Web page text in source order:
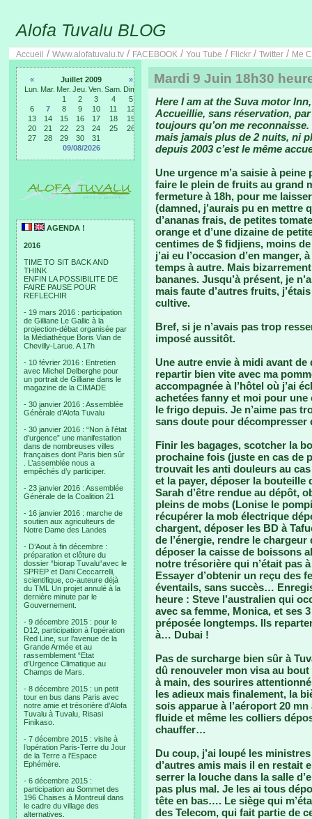
Alofa Tuvalu BLOG
Accueil / Www.alofatuvalu.tv / FACEBOOK / You Tube / Flickr / Twitter / Me
« Juillet 2009
»
Lun. Mar. Mer. Jeu. Ven. Sam. Dim.
1
2 3 4
5
6
7 8 9 10 11
12
13
14 15 16 17 18
19
20
21 22 23 24 25
26
27
28 29 30
31
09/08/2026
AGENDA !
2016
TIME TO SIT BACK AND
THINK
ENFIN LA POSSIBILITE DE
FAIRE PAUSE POUR
REFLECHIR
- 19 mars 2016 : participation
de Gilliane Le Gallic à la
projection-débat organisée par
la Médiathèque Boris Vian de
Chevilly-Larue. A 17h
- 10 février 2016 : Entretien
avec Michel Delberghe pour
un portrait de Gilliane dans le
magazine de la CIMADE
- 30 janvier 2016 : Assemblée
Générale d’Alofa Tuvalu
- 30 janvier 2016 : “Non à l’état
d’urgence” une manifestation
dans de nombreuses villes
françaises dont Paris bien sûr
. L’assemblée nous a
empêchés d’y participer.
- 23 janvier 2016 : Assemblée
Générale de la Coalition 21
- 16 janvier 2016 : marche de
soutien aux agriculteurs de
Notre Dame des Landes
- D’Aout à fin décembre :
préparation et clôture du
dossier “biorap Tuvalu“avec le
SPREP et Dani Ceccarrelli,
scientifique, co-auteure déjà
du TML Un projet annulé à la
dernière minute par le
Gouvernement.
- 9 décembre 2015 : pour le
D12, participation à l’opération
Red Line, sur l’avenue de la
Grande Armée et au
rassemblement “Etat
d’Urgence Climatique au
Champs de Mars.
- 8 décembre 2015 : un petit
tour en bus dans Paris avec
notre amie et trésorière d’Alofa
Tuvalu à Tuvalu, Risasi
Finikaso.
- 7 décembre 2015 : visite à
l’opération Paris-Terre du Jour
de la Terre a l’Espace
Ephémère.
- 6 décembre 2015 :
participation au Sommet des
196 Chaises à Montreuil dans
le cadre du village des
alternatives.
Mardi 9 Juin 18h30
Here I am at the Suva motor
Accueillie, sans réservation,
toujours qu’on me
mais jamais plus de 2 nuits, ni
depuis 2003 c’est le même
Une urgence m’a saisie à
faire le plein de fruits au grand
fermeture à 18h, pour me
(damned, j’aurais pu en mettre
d’ananas frais, de petites
orange et d’une dizaine de
centimes de $ fidjiens, moins
j’ai eu l’occasion d’en manger,
temps à autre. Mais
bananes. Jusqu’à présent, je
mais faute d’autres fruits,
cultive.
Bref, si je n’avais pas trop
imposé aussitôt.
Une autre envie à midi avant
repartir bien vite avec ma
accompagnée à l’hôtel où j’ai
achetées fanny et moi pour
le frigo depuis. Je n’aime pas
sans doute pour décompresser
Finir les bagages, scotcher la
prochaine fois (juste en cas de
trouvait les anti douleurs au
et la payer, déposer la bouteille
Sarah d’être rendue au dépôt,
pleins de mobs (Lonise le
récupérer la mob électrique
chargent, déposer les BD à
de l’énergie, rendre le
déposer la caisse de boissons
notre trésorière qui n’était pas
Essayer d’obtenir un reçu des
éventails, sans succès…
heure : Steve l’australien qui
avec sa femme, Monica, et ses
préposée longtemps. Ils
à… Dubai !
Pas de surcharge bien sûr à
dû renouveler mon visa au
à main, des sourires
les adieux mais finalement, la
sois apparue à l’aéroport 20
fluide et même les colliers
chauffer…
Du coup, j’ai loupé les
d’autres amis mais il en restait
serrer la louche dans la salle
pas plus mal. Je les ai tous
tête en bas…. Le siège qui
des Telecom, qui fait partie de